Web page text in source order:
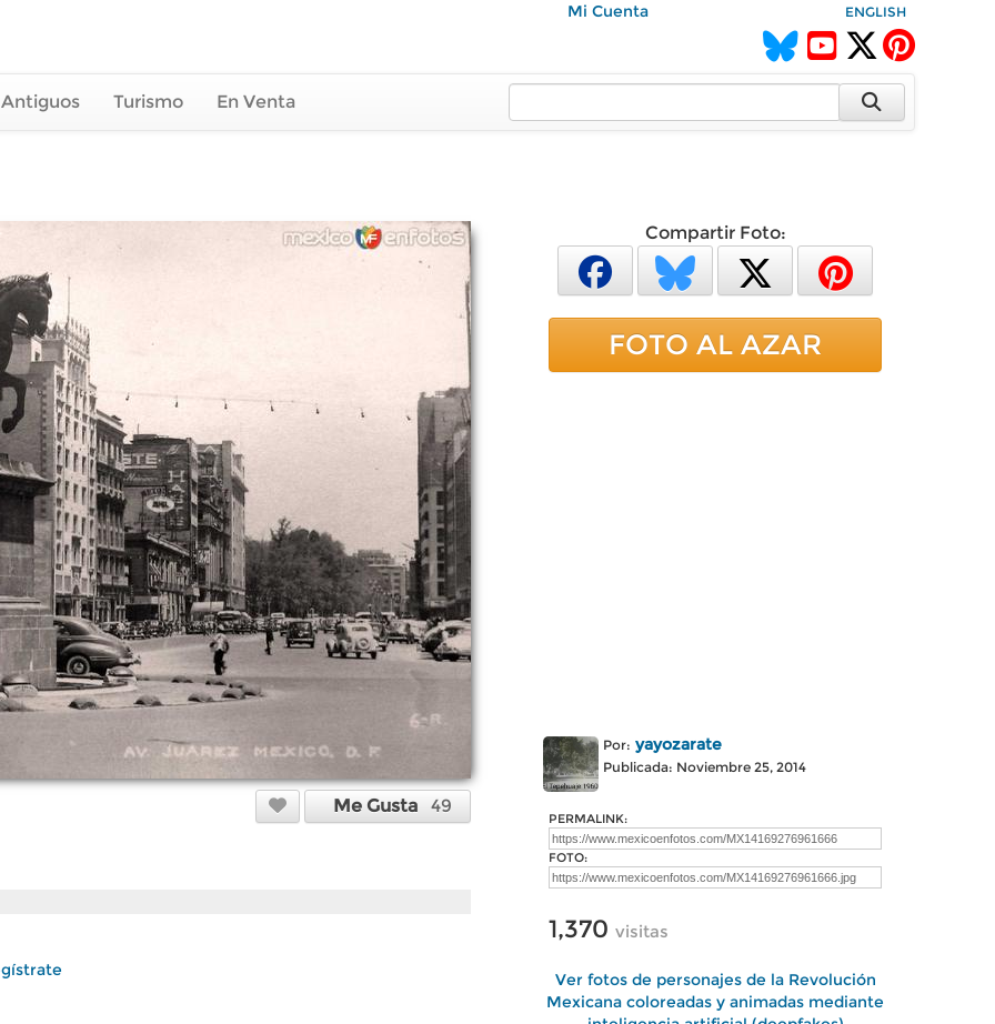
Mi Cuenta ENGLISH
Turismo En Venta
Me Gusta 49
Compartir Foto:
FOTO AL AZAR
Por: yayozarate
Publicada: Noviembre 25, 2014
PERMALINK:
FOTO:
1,370 visitas
Ver fotos de personajes de la Revolución
Mexicana coloreadas y animadas mediante